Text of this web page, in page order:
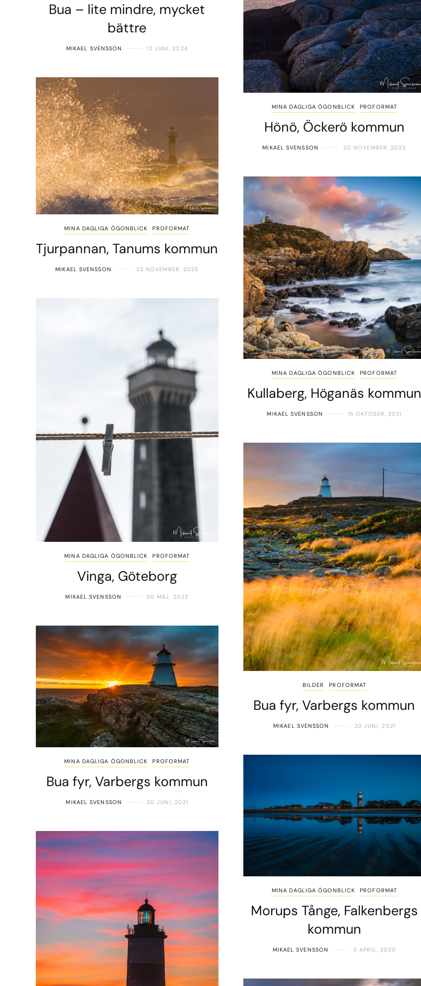
Bua – lite mindre, mycket
bättre
MIKAEL SVENSSON 12 JUNI, 2024
MINA DAGLIGA ÖGONBLICK PROFORMAT
Tjurpannan, Tanums kommun
MIKAEL SVENSSON 23 NOVEMBER, 2023
MINA DAGLIGA ÖGONBLICK PROFORMAT
Hönö, Öckerö kommun
MIKAEL SVENSSON 20 NOVEMBER, 2023
MINA DAGLIGA ÖGONBLICK PROFORMAT
Vinga, Göteborg
MIKAEL SVENSSON 30 MAJ, 2023
MINA DAGLIGA ÖGONBLICK PROFORMAT
Kullaberg, Höganäs kommun
MIKAEL SVENSSON 15 OKTOBER, 2021
MINA DAGLIGA ÖGONBLICK PROFORMAT
Bua fyr, Varbergs kommun
MIKAEL SVENSSON 20 JUNI, 2021
BILDER PROFORMAT
Bua fyr, Varbergs kommun
MIKAEL SVENSSON 20 JUNI, 2021
MINA DAGLIGA ÖGONBLICK PROFORMAT
Morups Tånge, Falkenbergs
kommun
MIKAEL SVENSSON 5 APRIL, 2020